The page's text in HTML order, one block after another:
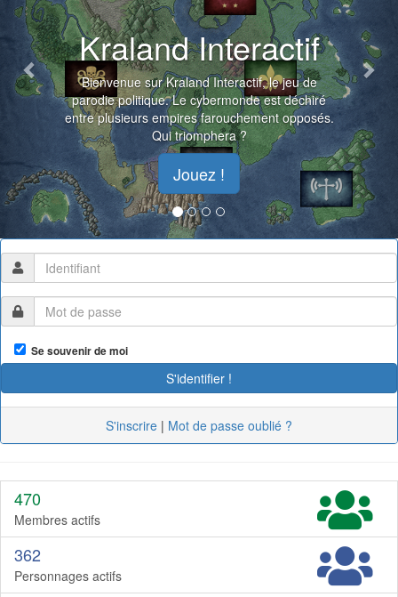
Kraland Interactif
Bienvenue sur Kraland Interactif, le jeu de
parodie politique. Le cybermonde est déchiré
entre plusieurs empires farouchement opposés.
Qui triomphera ?
Jouez !
Se souvenir de moi
S'inscrire | Mot de passe oublié ?
470
Membres actifs
362
Personnages actifs